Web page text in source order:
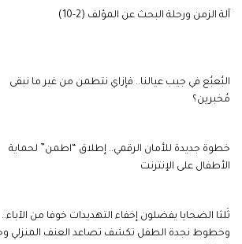
آلة الزمن ورحلة البحث عن المؤلف (2-10)
البُعبُع في جيب عيالنا.. فإزاي نتطمن من غير ما نبقى
مُخبرين؟
خطوة جديدة للأمان الرقمي.. إطلاق “اطمن” لحماية
الأطفال على الإنترنت
ثُلثا الضحايا يفضلون إخفاء التهديدات خوفا من الآباء..
وخطوط نجدة الطفل تكشف تصاعد العنف المنزلي